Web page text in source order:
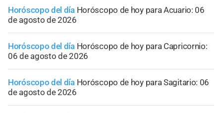
Horóscopo del día Horóscopo de hoy para Acuario: 06
de agosto de 2026
Horóscopo del día Horóscopo de hoy para Capricornio:
06 de agosto de 2026
Horóscopo del día Horóscopo de hoy para Sagitario: 06
de agosto de 2026